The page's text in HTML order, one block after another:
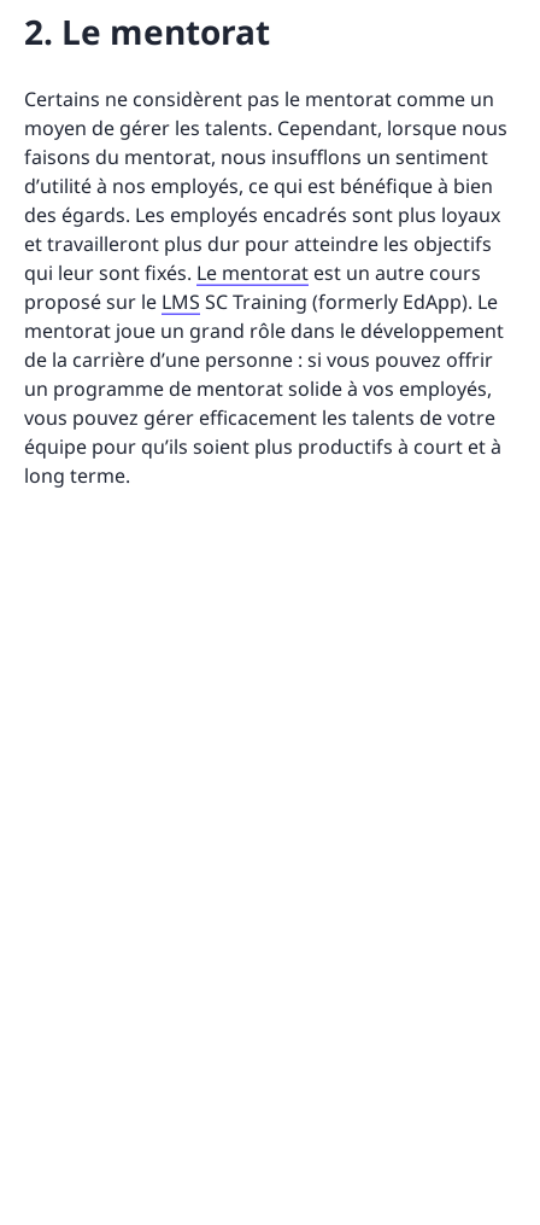
2. Le mentorat
Certains ne considèrent pas le mentorat comme un
moyen de gérer les talents. Cependant, lorsque nous
faisons du mentorat, nous insufflons un sentiment
d’utilité à nos employés, ce qui est bénéfique à bien
des égards. Les employés encadrés sont plus loyaux
et travailleront plus dur pour atteindre les objectifs
qui leur sont fixés. Le mentorat est un autre cours
proposé sur le LMS SC Training (formerly EdApp). Le
mentorat joue un grand rôle dans le développement
de la carrière d’une personne : si vous pouvez offrir
un programme de mentorat solide à vos employés,
vous pouvez gérer efficacement les talents de votre
équipe pour qu’ils soient plus productifs à court et à
long terme.